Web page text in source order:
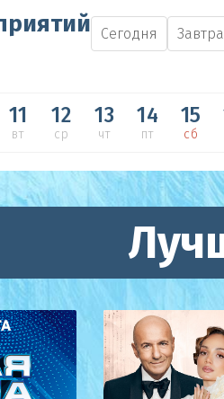
Сегодня Завтра
11
вт
12
ср
13
чт
14
пт
15
сб